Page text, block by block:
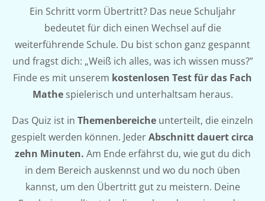
Ein Schritt vorm Übertritt? Das neue Schuljahr
bedeutet für dich einen Wechsel auf die
weiterführende Schule. Du bist schon ganz gespannt
und fragst dich: „Weiß ich alles, was ich wissen muss?”
Finde es mit unserem kostenlosen Test für das Fach
Mathespielerisch und unterhaltsam heraus.
Das Quiz ist in Themenbereiche unterteilt, die einzeln
gespielt werden können. JederAbschnitt dauert circa
zehn Minuten. Am Ende erfährst du, wie gut du dich
in dem Bereich auskennst und wo du noch üben
kannst, um den Übertritt gut zu meistern. Deine